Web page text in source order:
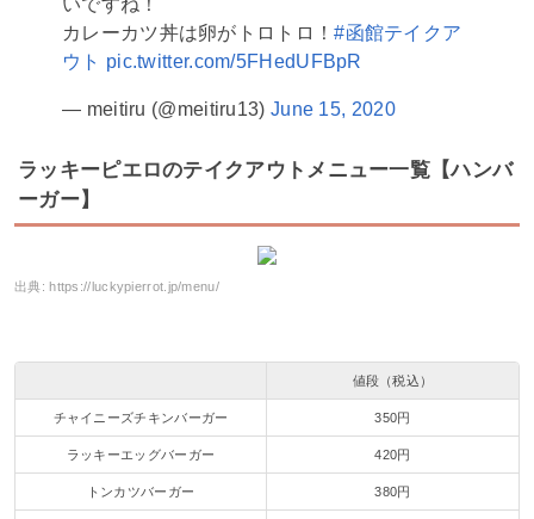
カレーカツ丼は卵がトロトロ！#函館テイクア
ウト pic.twitter.com/5FHedUFBpR
— meitiru (@meitiru13) June 15, 2020
ラッキーピエロのテイクアウトメニュー一覧【ハンバ
ーガー】
出典:https://luckypierrot.jp/menu/
値段（税込）
チャイニーズチキンバーガー 350円
ラッキーエッグバーガー 420円
トンカツバーガー 380円